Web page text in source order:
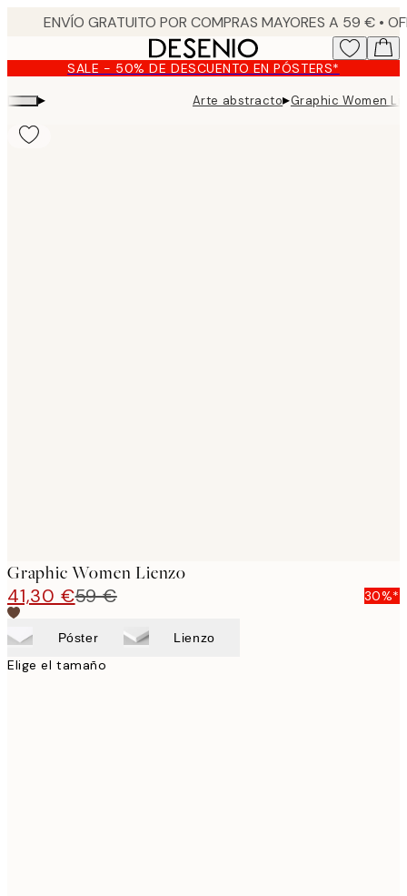
content.SALE - 50% DE DESCUENTO EN PÓSTERS*
▸ Arte abstracto▸Graphic Women
Graphic Women Lienzo
41,30 €59 € 30%*
Póster Lienzo
Elige el tamaño